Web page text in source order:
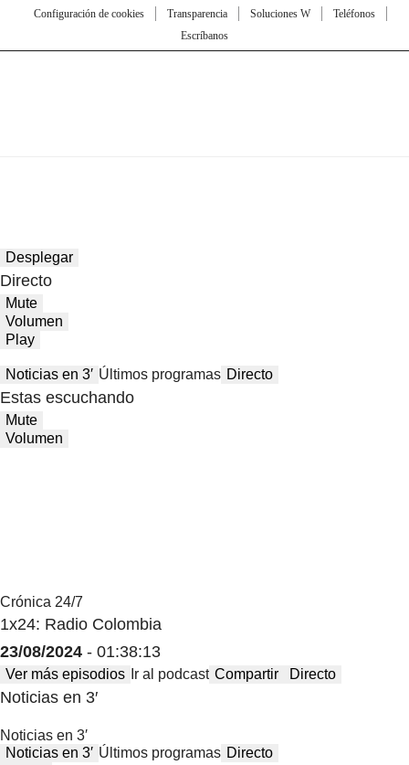
Configuración de cookies
Transparencia Soluciones W
Teléfonos
Escríbanos
Desplegar
Directo
Mute
Volumen
Play
Noticias en 3′ Últimos programas Directo
Estas escuchando
Mute
Volumen
Crónica 24/7
1x24: Radio Colombia
23/08/2024 - 01:38:13
Ver más episodios Ir al podcast Compartir Directo
Noticias en 3′
Noticias en 3′
Noticias en 3′ Últimos programas Directo